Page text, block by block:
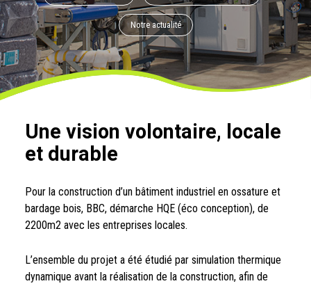
Notre actualité
Une vision volontaire, locale
et durable
Pour la construction d’un bâtiment industriel en ossature et
bardage bois, BBC, démarche HQE (éco conception), de
2200m2 avec les entreprises locales.
L’ensemble du projet a été étudié par simulation thermique
dynamique avant la réalisation de la construction, afin de